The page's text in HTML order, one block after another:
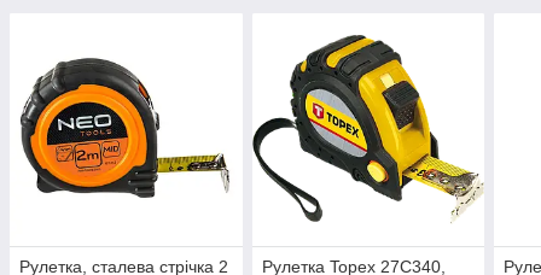
Рулетка, сталева стрічка 2
Рулетка Topex 27C340,